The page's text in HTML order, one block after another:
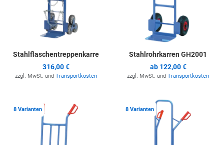
Stahlflaschentreppenkarre
316,00 €
zzgl. MwSt. und Transportkosten
Stahlrohrkarren GH2001
ab 122,00 €
zzgl. MwSt. und Transportkosten
8 Varianten Zur Merkliste hinzufügen
8 Varianten